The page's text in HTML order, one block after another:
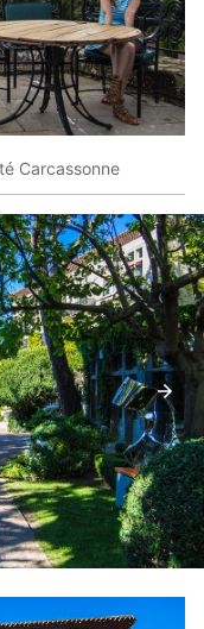
Carcassonne